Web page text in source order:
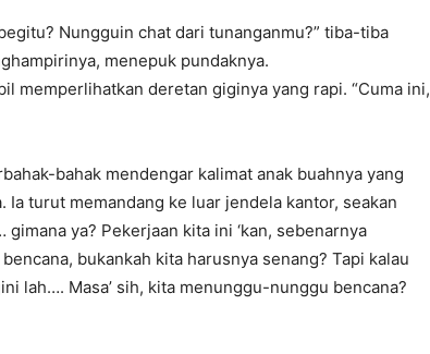
Nungguin chat dari tunanganmu?” tiba-tiba
menepuk pundaknya.
memperlihatkan deretan giginya yang rapi. “Cuma ini,
bahak mendengar kalimat anak buahnya yang
turut memandang ke luar jendela kantor, seakan
ya? Pekerjaan kita ini ‘kan, sebenarnya
bukankah kita harusnya senang? Tapi kalau
lah…. Masa’ sih, kita menunggu-nunggu bencana?